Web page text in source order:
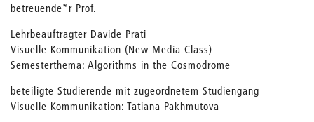
betreuende*r Prof.
Lehrbeauftragter Davide Prati
Visuelle Kommunikation (New Media Class)
Semesterthema: Algorithms in the Cosmodrome
beteiligte Studierende mit zugeordnetem Studiengang
Visuelle Kommunikation: Tatiana Pakhmutova